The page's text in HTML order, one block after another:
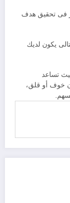
فى تحقيق هدف
يكون لديك
تساعد
خوف أو قلق،